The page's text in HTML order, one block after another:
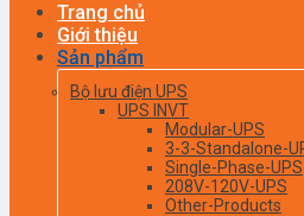
Trang chủ
Giới thiệu
Sản phẩm
Bộ lưu điện UPS
UPS INVT
Modular-UPS
3-3-Standalone-
Single-Phase-UPS
208V-120V-UPS
Other-Products